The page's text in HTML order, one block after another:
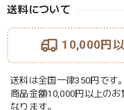
送料について
10,000円
送料は全国一律350円です。
商品金額10,000円以上の
なります。